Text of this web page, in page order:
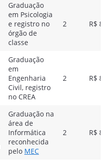
Graduação
em Psicologia
e registro no
órgão de
classe
2 R$
Graduação
em
Engenharia
Civil, registro
no CREA
2 R$
Graduação na
área de
Informática
reconhecida
pelo MEC
2 R$